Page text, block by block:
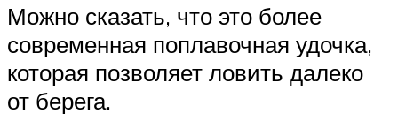
Можно сказать, что это более
современная поплавочная удочка,
которая позволяет ловить далеко
от берега.